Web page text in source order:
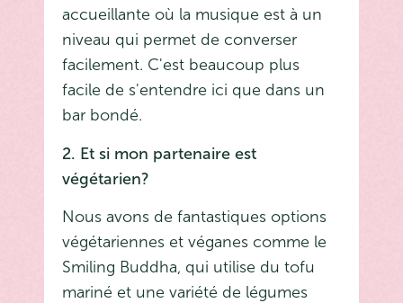
accueillante où la musique est à un
niveau qui permet de converser
facilement. C'est beaucoup plus
facile de s'entendre ici que dans un
bar bondé.
2. Et si mon partenaire est
végétarien?
Nous avons de fantastiques options
végétariennes et véganes comme le
Smiling Buddha, qui utilise du tofu
mariné et une variété de légumes